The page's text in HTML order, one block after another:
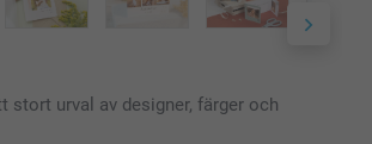
stort urval av designer, färger och